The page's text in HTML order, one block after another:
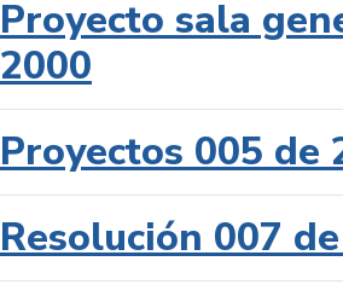
Proyecto sala
2000
Proyectos 005 de
Resolución 007